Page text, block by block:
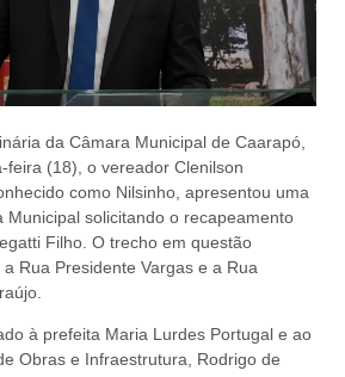
da Câmara Municipal de Caarapó,
feira (18), o vereador Clenilson
como Nilsinho, apresentou uma
Municipal solicitando o recapeamento
Filho. O trecho em questão
Rua Presidente Vargas e a Rua
à prefeita Maria Lurdes Portugal e ao
Obras e Infraestrutura, Rodrigo de